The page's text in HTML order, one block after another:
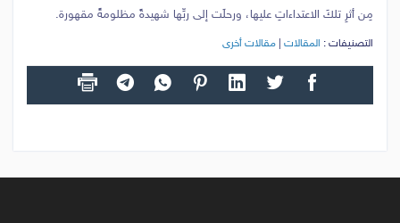
مِن أثرِ تلكَ الاعتداءاتِ عليها، ورحلَت إلى ربِّها شهيدةً مظلومةً مقهورة.
التصنيفات : المقالات مقالات أخرى